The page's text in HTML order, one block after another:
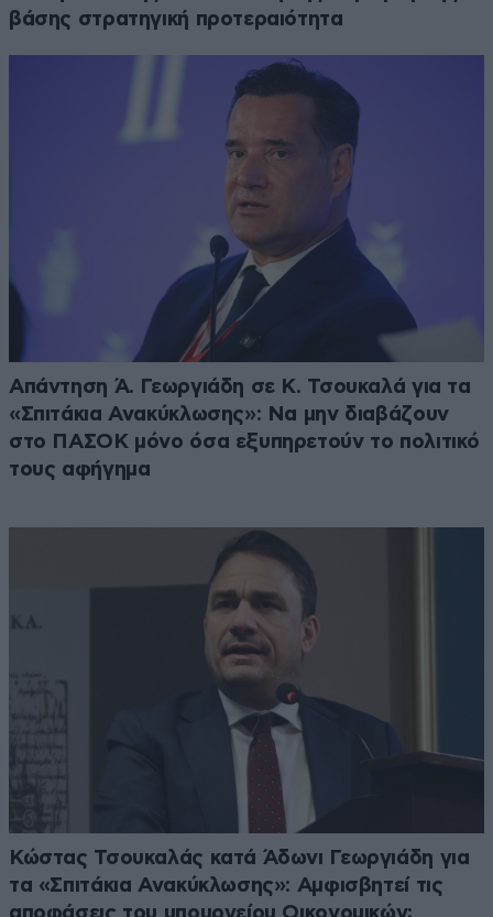
βάσης στρατηγική προτεραιότητα
Απάντηση Ά. Γεωργιάδη σε Κ. Τσουκαλά για τα
«Σπιτάκια Ανακύκλωσης»: Να μην διαβάζουν
στο ΠΑΣΟΚ μόνο όσα εξυπηρετούν το πολιτικό
τους αφήγημα
Κώστας Τσουκαλάς κατά Άδωνι Γεωργιάδη για
τα «Σπιτάκια Ανακύκλωσης»: Αμφισβητεί τις